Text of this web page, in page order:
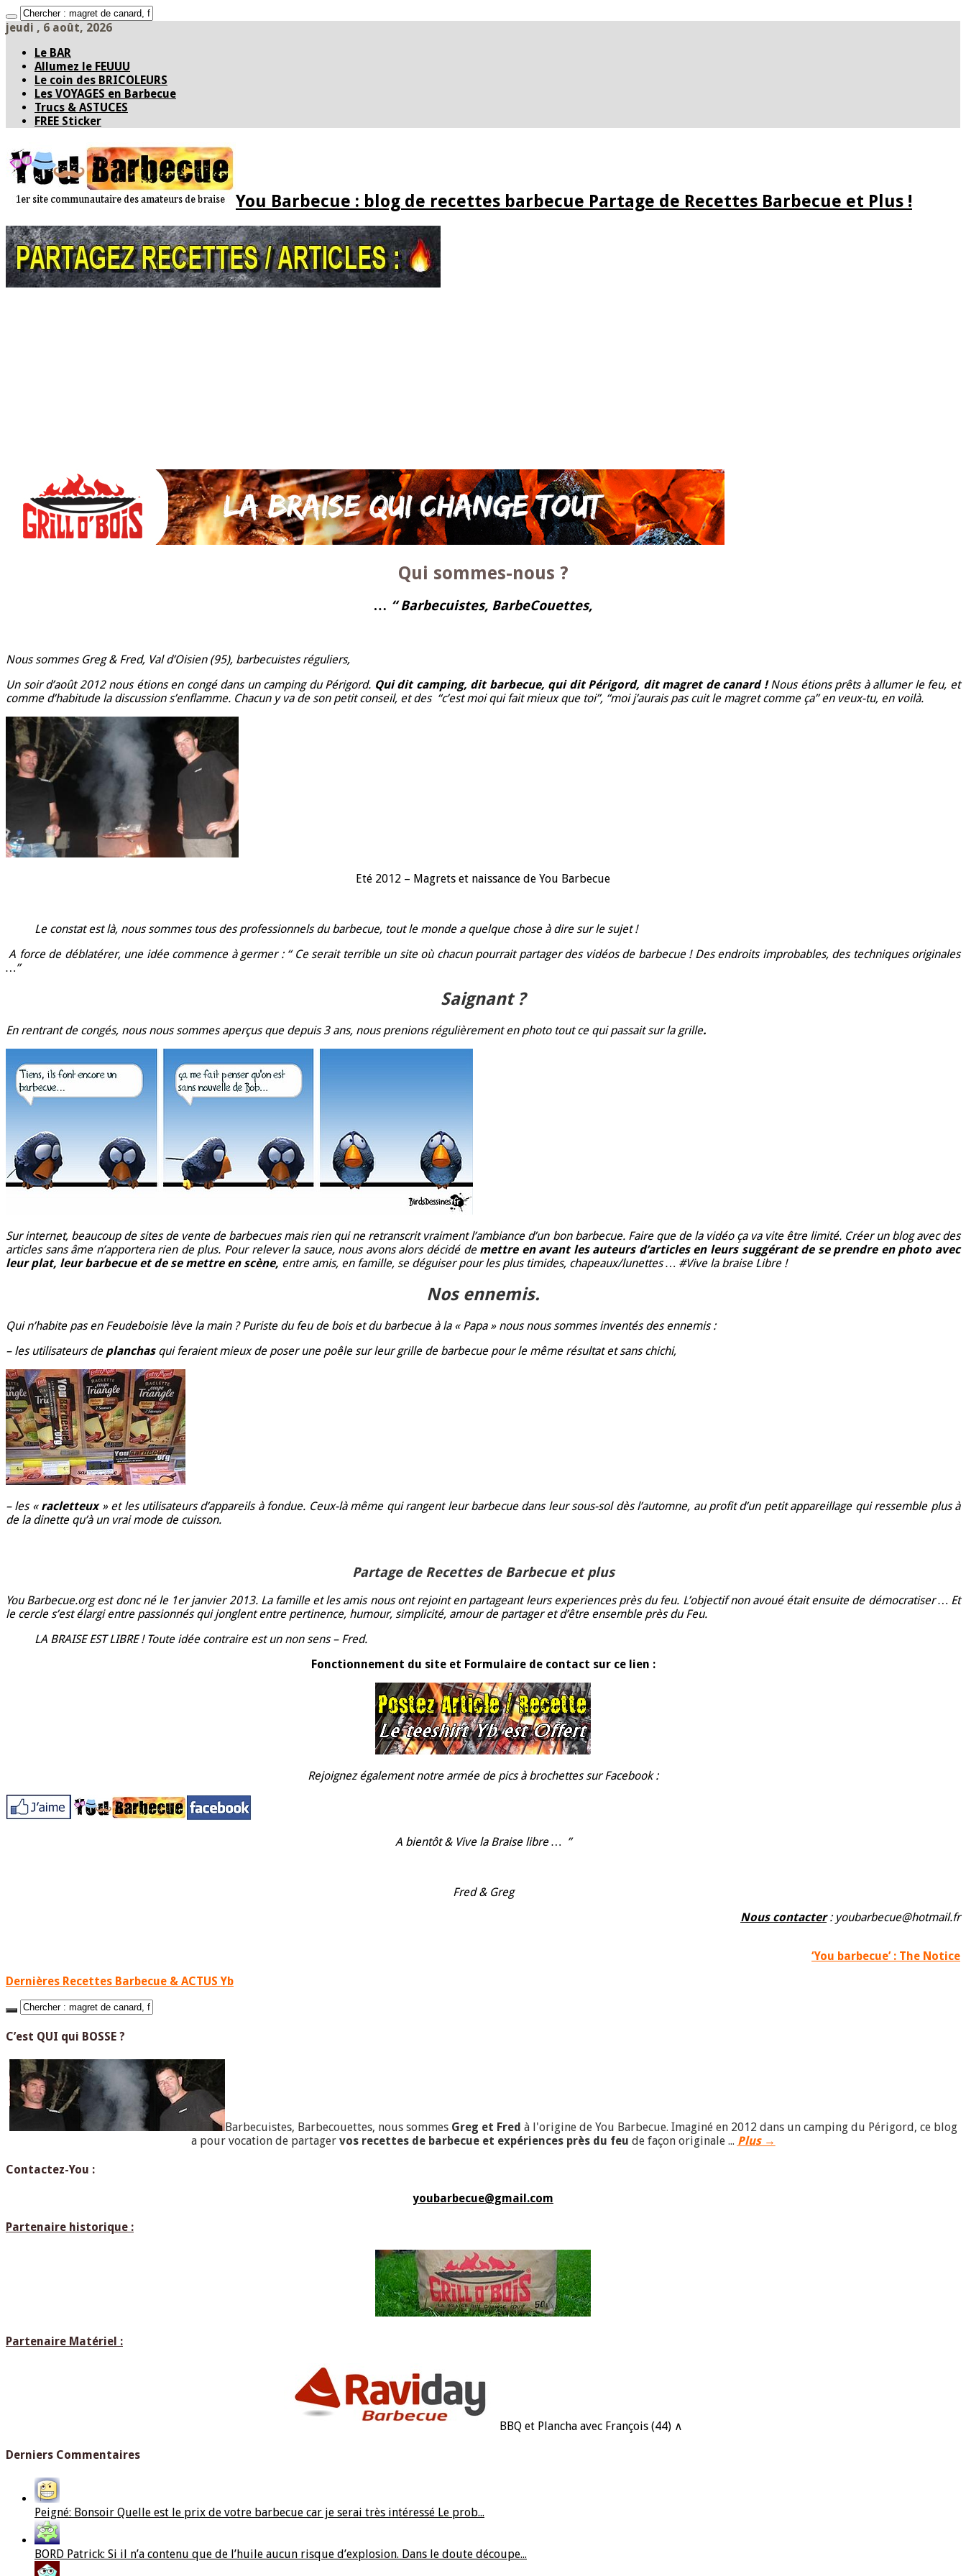
jeudi , 6 août, 2026
Le BAR
Allumez le FEUUU
Le coin des BRICOLEURS
Les VOYAGES en Barbecue
Trucs & ASTUCES
FREE Sticker
You Barbecue : blog de recettes barbecue Partage de Recettes Barbecue et Plus !
Qui sommes-nous ?
… “ Barbecuistes, BarbeCouettes,
Nous sommes Greg & Fred, Val d’Oisien (95), barbecuistes réguliers,
Un soir d’août 2012 nous étions en congé dans un camping du Périgord. Qui dit camping, dit barbecue, qui dit Périgord, dit magret de canard !Nous étions prêts à allumer le feu, et
comme d’habitude la discussion s’enflamme. Chacun y va de son petit conseil, et des “c’est moi qui fait mieux que toi”, “moi j’aurais pas cuit le magret comme ça” en veux-tu, en voilà.
Eté 2012 – Magrets et naissance de You Barbecue
Le constat est là, nous sommes tous des professionnels du barbecue, tout le monde a quelque chose à dire sur le sujet !
A force de déblatérer, une idée commence à germer : “ Ce serait terrible un site où chacun pourrait partager des vidéos de barbecue ! Des endroits improbables, des techniques originales
…”
Saignant ?
En rentrant de congés, nous nous sommes aperçus que depuis 3 ans, nous prenions régulièrement en photo tout ce qui passait sur la grille.
Sur internet, beaucoup de sites de vente de barbecues mais rien qui ne retranscrit vraiment l’ambiance d’un bon barbecue. Faire que de la vidéo ça va vite être limité. Créer un blog avec des
articles sans âme n’apportera rien de plus. Pour relever la sauce, nous avons alors décidé de mettre en avant les auteurs d’articles en leurs suggérant de se prendre en photo avec
leur plat, leur barbecue et de se mettre en scène, entre amis, en famille, se déguiser pour les plus timides, chapeaux/lunettes … #Vive la braise Libre !
Nos ennemis.
Qui n’habite pas en Feudeboisie lève la main ? Puriste du feu de bois et du barbecue à la « Papa » nous nous sommes inventés des ennemis :
– les utilisateurs de planchasqui feraient mieux de poser une poêle sur leur grille de barbecue pour le même résultat et sans chichi,
– les « racletteux» et les utilisateurs d’appareils à fondue. Ceux-là même qui rangent leur barbecue dans leur sous-sol dès l’automne, au profit d’un petit appareillage qui ressemble plus à
de la dinette qu’à un vrai mode de cuisson.
Partage de Recettes de Barbecue et plus
You Barbecue.org est donc né le 1er janvier 2013. La famille et les amis nous ont rejoint en partageant leurs experiences près du feu. L’objectif non avoué était ensuite de démocratiser … Et
le cercle s’est élargi entre passionnés qui jonglent entre pertinence, humour, simplicité, amour de partager et d’être ensemble près du Feu.
LA BRAISE EST LIBRE ! Toute idée contraire est un non sens – Fred.
Fonctionnement du site et Formulaire de contact sur ce lien :
Rejoignez également notre armée de pics à brochettes sur Facebook :
A bientôt & Vive la Braise libre … ”
Fred & Greg
Nous contacter : youbarbecue@hotmail.fr
‘You barbecue’ : The Notice
Dernières Recettes Barbecue & ACTUS Yb
C’est QUI qui BOSSE ?
Barbecuistes, Barbecouettes, nous sommes Greg et Fred à l'origine de You Barbecue. Imaginé en 2012 dans un camping du Périgord, ce blog
a pour vocation de partager vos recettes de barbecue et expériences près du feu de façon originale ... Plus →
Contactez-You :
youbarbecue@gmail.com
Partenaire historique :
Partenaire Matériel :
BBQ et Plancha avec François (44) ∧
Derniers Commentaires
Peigné: Bonsoir Quelle est le prix de votre barbecue car je serai très intéressé Le prob...
BORD Patrick: Si il n’a contenu que de l’huile aucun risque d’explosion. Dans le doute découpe...